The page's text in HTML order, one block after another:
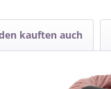
kauften auch